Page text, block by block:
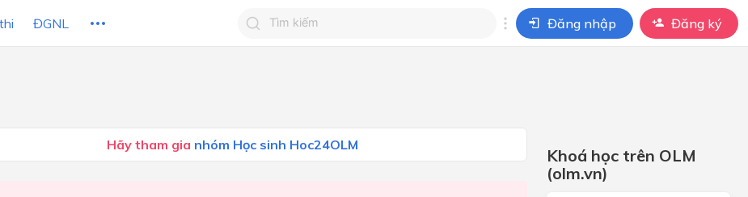
ĐGNL Đăng nhập Đăng ký
Hãy tham gia nhóm Học sinh Hoc24OLM
Khoá học trên OLM
(olm.vn)